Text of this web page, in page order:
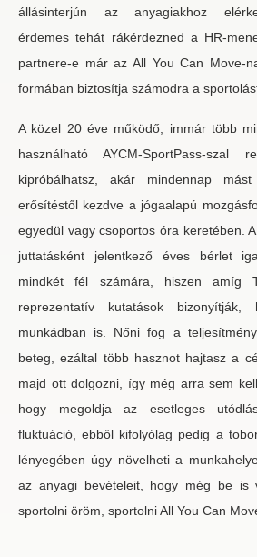
állásinterjún az anyagiakhoz
érdemes tehát rákérdezned a HR-
partnere-e már az All You Can Move-
formában biztosítja számodra a
A közel 20 éve működő, immár több
használható AYCM-SportPass-szal
kipróbálhatsz, akár mindennap
erősítéstől kezdve a jógaalapú
egyedül vagy csoportos óra keretében.
juttatásként jelentkező éves bérlet
mindkét fél számára, hiszen amíg
reprezentatív kutatások
munkádban is. Nőni fog a
beteg, ezáltal több hasznot hajtasz a
majd ott dolgozni, így még arra sem
hogy megoldja az esetleges
fluktuáció, ebből kifolyólag pedig a
lényegében úgy növelheti a
az anyagi bevételeit, hogy még be is
sportolni öröm, sportolni All You Can